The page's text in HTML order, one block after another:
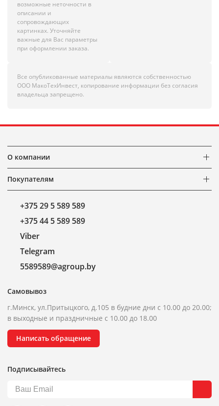
возможные неточности в
описании и
сопровождающих
картинках. Уточняйте
важные для Вас параметры
при оформлении заказа.
Все опубликованные материалы являются собственностью
ООО МакоТехИнвест, копирование информации без согласия
владельца запрещено.
О компании
Покупателям
+375 29 5 589 589
+375 44 5 589 589
Viber
Telegram
5589589@agroup.by
Самовывоз
г.Минск, ул.Притыцкого, д.105 в будние дни с 10.00 до 20.00;
в выходные и праздничные с 10.00 до 18.00
Написать обращение
Подписывайтесь